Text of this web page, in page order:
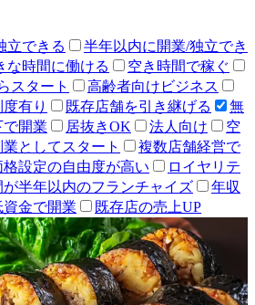
立できる
半年以内に開業/独立でき
な時間に働ける
空き時間で稼ぐ
スタート
高齢者向けビジネス
有り 既存店舗を引き継げる
無
で開業 居抜きOK 法人向け
空
業としてスタート
複数店舗経営で
設定の自由度が高い
ロイヤリテ
半年以内のフランチャイズ
年収
資金で開業 既存店の売上UP